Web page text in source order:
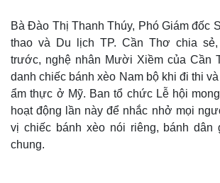
Bà Đào Thị Thanh Thúy, Phó Giám đốc
thao và Du lịch TP. Cần Thơ chia
trước, nghệ nhân Mười Xiềm của Cần
danh chiếc bánh xèo Nam bộ khi đi thi
ẩm thực ở Mỹ. Ban tổ chức Lễ hội
hoạt động lần này để nhắc nhở mọi
vị chiếc bánh xèo nói riêng, bánh dân
chung.